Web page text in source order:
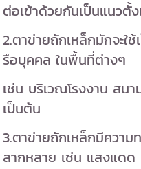
ต่อเข้าด้วยกันเป็นแนวตั้
2.ตาข่ายถักเหล็กมักจะใ
รือบุคคล ในพื้นที่ต่างๆ
เช่น บริเวณโรงงาน สน
เป็นต้น
3.ตาข่ายถักเหล็กมีควา
ลากหลาย เช่น แสงแดด